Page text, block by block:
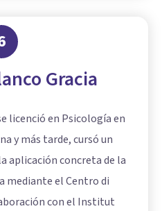
Gracia
licenció en Psicología en
y más tarde, cursó un
aplicación concreta de la
mediante el Centro di
con el Institut